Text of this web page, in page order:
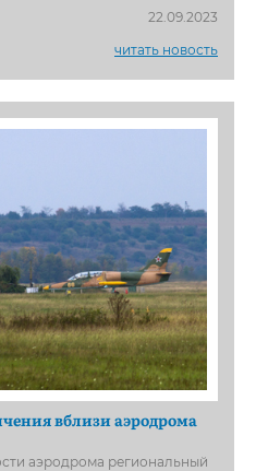
22.09.2023
читать новость
вблизи аэродрома
аэродрома региональный